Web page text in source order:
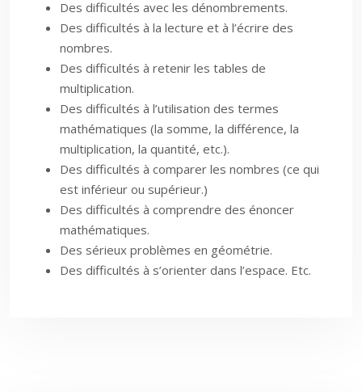
Des difficultés avec les dénombrements.
Des difficultés à la lecture et à l’écrire des
nombres.
Des difficultés à retenir les tables de
multiplication.
Des difficultés à l’utilisation des termes
mathématiques (la somme, la différence, la
multiplication, la quantité, etc.).
Des difficultés à comparer les nombres (ce qui
est inférieur ou supérieur.)
Des difficultés à comprendre des énoncer
mathématiques.
Des sérieux problèmes en géométrie.
Des difficultés à s’orienter dans l’espace. Etc.